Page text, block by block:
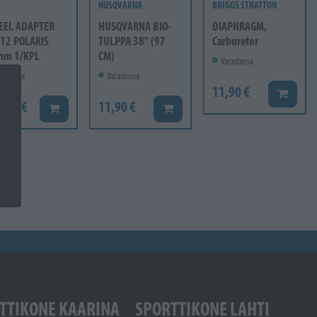
ADAPTER
POLARIS
1/KPL
€ Lisää koriin
HUSQVARNA
HUSQVARNA BIO-
TULPPA 38" (97
CM)
Varastossa
11,90 € Lisää koriin
BRIGGS STRATTON
DIAPHRAGM,
Carburetor
Varastossa
11,90 € Lisää
KAARINA SPORTTIKONE LAHTI